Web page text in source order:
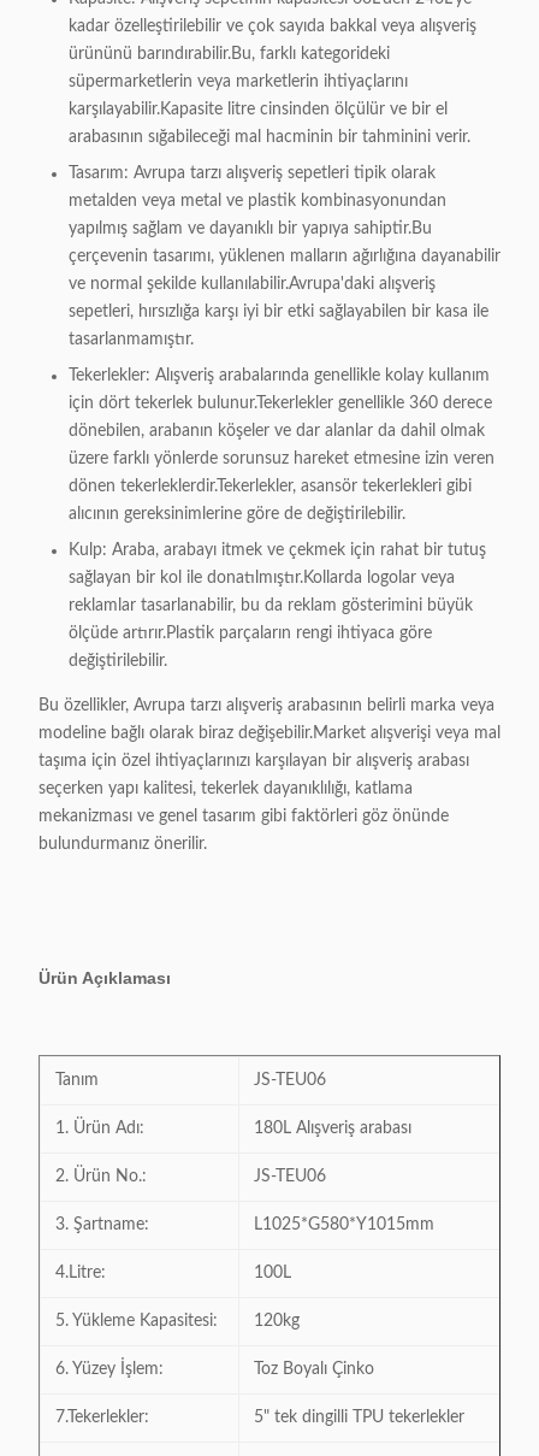
kadar özelleştirilebilir ve çok sayıda bakkal veya alışveriş
ürününü barındırabilir.Bu, farklı kategorideki
süpermarketlerin veya marketlerin ihtiyaçlarını
karşılayabilir.Kapasite litre cinsinden ölçülür ve bir el
arabasının sığabileceği mal hacminin bir tahminini verir.
Tasarım: Avrupa tarzı alışveriş sepetleri tipik olarak
metalden veya metal ve plastik kombinasyonundan
yapılmış sağlam ve dayanıklı bir yapıya sahiptir.Bu
çerçevenin tasarımı, yüklenen malların ağırlığına dayanabilir
ve normal şekilde kullanılabilir.Avrupa'daki alışveriş
sepetleri, hırsızlığa karşı iyi bir etki sağlayabilen bir kasa ile
tasarlanmamıştır.
Tekerlekler: Alışveriş arabalarında genellikle kolay kullanım
için dört tekerlek bulunur.Tekerlekler genellikle 360 ​​derece
dönebilen, arabanın köşeler ve dar alanlar da dahil olmak
üzere farklı yönlerde sorunsuz hareket etmesine izin veren
dönen tekerleklerdir.Tekerlekler, asansör tekerlekleri gibi
alıcının gereksinimlerine göre de değiştirilebilir.
Kulp: Araba, arabayı itmek ve çekmek için rahat bir tutuş
sağlayan bir kol ile donatılmıştır.Kollarda logolar veya
reklamlar tasarlanabilir, bu da reklam gösterimini büyük
ölçüde artırır.Plastik parçaların rengi ihtiyaca göre
değiştirilebilir.
Bu özellikler, Avrupa tarzı alışveriş arabasının belirli marka veya
modeline bağlı olarak biraz değişebilir.Market alışverişi veya mal
taşıma için özel ihtiyaçlarınızı karşılayan bir alışveriş arabası
seçerken yapı kalitesi, tekerlek dayanıklılığı, katlama
mekanizması ve genel tasarım gibi faktörleri göz önünde
bulundurmanız önerilir.
Ürün Açıklaması
Tanım JS-TEU06
1. Ürün Adı: 180L Alışveriş arabası
2. Ürün No.: JS-TEU06
3. Şartname: L1025*G580*Y1015mm
4.Litre: 100L
5. Yükleme Kapasitesi: 120kg
6. Yüzey İşlem: Toz Boyalı Çinko
7.Tekerlekler: 5" tek dingilli TPU tekerlekler